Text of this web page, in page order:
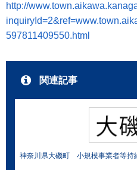
http://
597811409550.html
関連記事
神奈川県大磯町 小規模事業者等持